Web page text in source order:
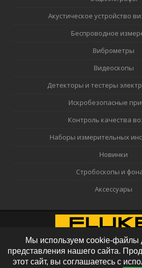
Акустическое устройство
Беспроводное
Виброметры
Видеоскопы
Детекторы и тестеры
Искробезопасные
Контроль качества
Наборы измерительных
Новинки
Стробоскопы и
Аксессуары
Мы используем cookie-файлы
представления нашего сайта.
этот сайт, вы соглашаетесь с